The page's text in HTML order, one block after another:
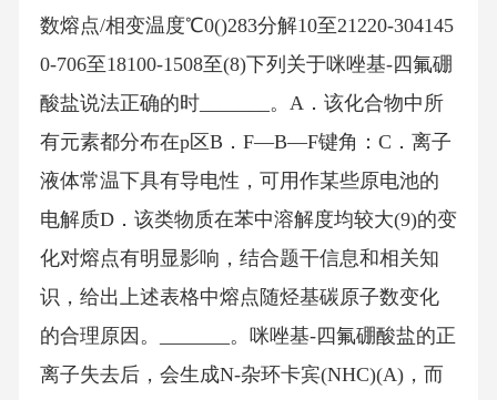
数熔点/相变温度℃0()283分解10至21220-304145
0-706至18100-1508至(8)下列关于咪唑基-四氟硼
酸盐说法正确的时_______。A．该化合物中所
有元素都分布在p区B．F—B—F键角：C．离子
液体常温下具有导电性，可用作某些原电池的
电解质D．该类物质在苯中溶解度均较大(9)的变
化对熔点有明显影响，结合题干信息和相关知
识，给出上述表格中熔点随烃基碳原子数变化
的合理原因。_______。咪唑基-四氟硼酸盐的正
离子失去后，会生成N-杂环卡宾(NHC)(A)，而